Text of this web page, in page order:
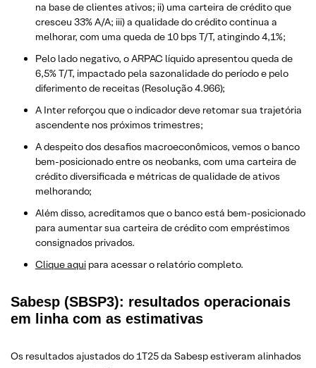
na base de clientes ativos; ii) uma carteira de crédito que
cresceu 33% A/A; iii) a qualidade do crédito continua a
melhorar, com uma queda de 10 bps T/T, atingindo 4,1%;
Pelo lado negativo, o ARPAC líquido apresentou queda de
6,5% T/T, impactado pela sazonalidade do período e pelo
diferimento de receitas (Resolução 4.966);
A Inter reforçou que o indicador deve retomar sua trajetória
ascendente nos próximos trimestres;
A despeito dos desafios macroeconômicos, vemos o banco
bem-posicionado entre os neobanks, com uma carteira de
crédito diversificada e métricas de qualidade de ativos
melhorando;
Além disso, acreditamos que o banco está bem-posicionado
para aumentar sua carteira de crédito com empréstimos
consignados privados.
Clique aqui para acessar o relatório completo.
Sabesp (SBSP3): resultados operacionais
em linha com as estimativas
Os resultados ajustados do 1T25 da Sabesp estiveram alinhados